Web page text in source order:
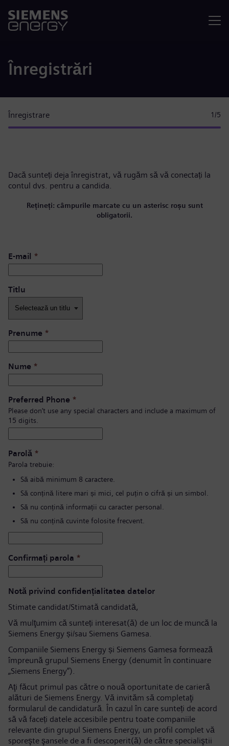
Înregistrări
Înregistrare 1 /5
Dacă sunteți deja înregistrat, vă rugăm să vă conectați la
contul dvs. pentru a candida.
Rețineți: câmpurile marcate cu un asterisc roșu sunt
obligatorii.
E-mail *
Titlu
Prenume *
Nume *
Preferred Phone *
Please don’t use any special characters and include a maximum of
15 digits.
Parolă *
Parola trebuie:
Să aibă minimum 8 caractere.
Să conțină litere mari și mici, cel puțin o cifră și un simbol.
Să nu conțină informații cu caracter personal.
Să nu conțină cuvinte folosite frecvent.
Confirmați parola *
Notă privind confidențialitatea datelor
Stimate candidat/Stimată candidată,
Vă mulţumim că sunteți interesat(ă) de un loc de muncă la
Siemens Energy și/sau Siemens Gamesa.
Companiile Siemens Energy și Siemens Gamesa formează
împreună grupul Siemens Energy (denumit în continuare
„Siemens Energy”).
Aţi făcut primul pas către o nouă oportunitate de carieră
alături de Siemens Energy. Vă invităm să completaţi
formularul de candidatură. În cazul în care sunteți de acord
să vă faceți datele accesibile pentru toate companiile
relevante din grupul Siemens Energy, un profil complet vă
sporeşte şansele de a fi descoperit(ă) de către specialiştii